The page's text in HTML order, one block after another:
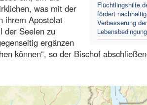
Flüchtlingshilfe
fördert
Verbesserung der
was mit der
ihrem Apostolat
der Seelen zu
ergänzen
können“, so der Bischof